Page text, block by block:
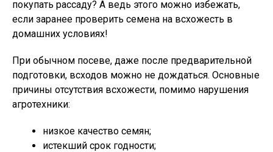
покупать рассаду? А ведь этого можно избежать,
если заранее проверить семена на всхожесть в
домашних условиях!
При обычном посеве, даже после предварительной
подготовки, всходов можно не дождаться. Основные
причины отсутствия всхожести, помимо нарушения
агротехники:
низкое качество семян;
истекший срок годности;